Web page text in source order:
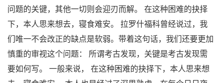
问题的关键，其他一切则会迎刃而解。 在这种困难的抉择
下，本人思来想去，寝食难安。 拉罗什福科曾经说过，我
们唯一不会改正的缺点是软弱。带着这句话，我们还要更加
慎重的审视这个问题： 所谓考古发现，关键是考古发现需
要如何写。 一般来说， 在这种困难的抉择下，本人思来想